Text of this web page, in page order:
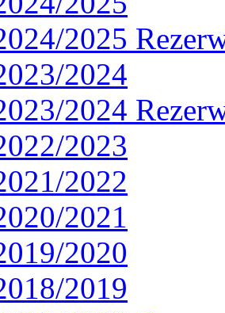
2025
2024
2024
2023
2022
2021
2020
2019